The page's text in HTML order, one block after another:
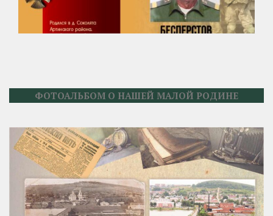
ФОТОАЛЬБОМ О НАШЕЙ МАЛОЙ РОДИНЕ